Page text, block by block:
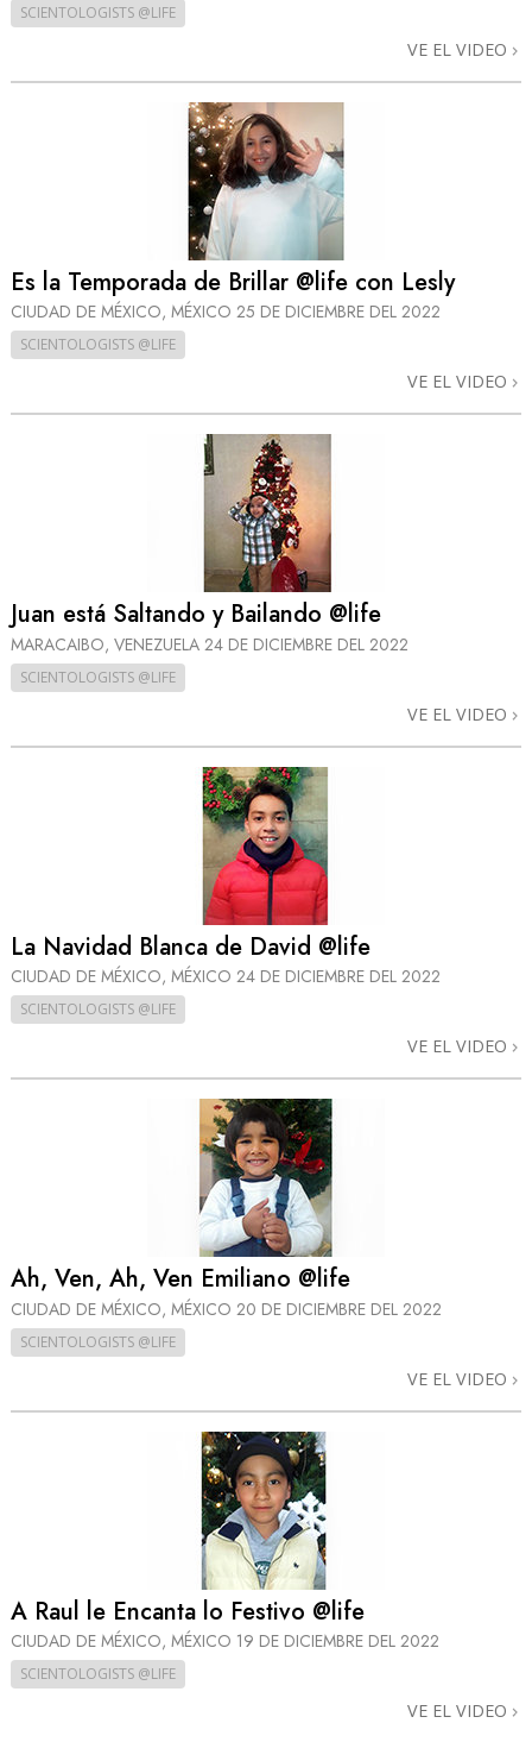
SCIENTOLOGISTS @LIFE
VE EL VIDEO
Es la Temporada de Brillar @life con Lesly
CIUDAD DE MÉXICO, MÉXICO 25 DE DICIEMBRE DEL 2022
SCIENTOLOGISTS @LIFE
VE EL VIDEO
Juan está Saltando y Bailando @life
MARACAIBO, VENEZUELA 24 DE DICIEMBRE DEL 2022
SCIENTOLOGISTS @LIFE
VE EL VIDEO
La Navidad Blanca de David @life
CIUDAD DE MÉXICO, MÉXICO 24 DE DICIEMBRE DEL 2022
SCIENTOLOGISTS @LIFE
VE EL VIDEO
Ah, Ven, Ah, Ven Emiliano @life
CIUDAD DE MÉXICO, MÉXICO 20 DE DICIEMBRE DEL 2022
SCIENTOLOGISTS @LIFE
VE EL VIDEO
A Raul le Encanta lo Festivo @life
CIUDAD DE MÉXICO, MÉXICO 19 DE DICIEMBRE DEL 2022
SCIENTOLOGISTS @LIFE
VE EL VIDEO